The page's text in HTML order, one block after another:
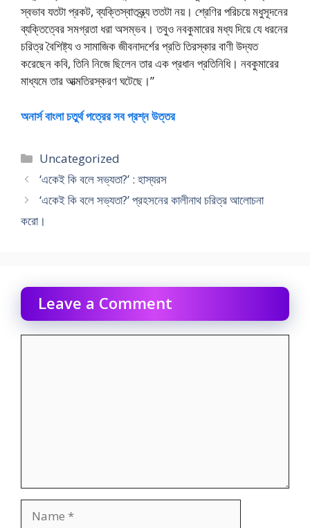
স্বভাব যতটা প্রকট, ব্যক্তিস্বাতন্ত্র্য ততটা নয়। শ্রেণির পরিচয়ে মধুসূদনের
ব্যক্তিত্বের সমগ্রতা ধরা অসম্ভব। তবুও নবকুমারের মধ্য দিয়ে যে ধরনের
চরিত্র বৈশিষ্ট্য ও সামাজিক জীবনাদর্শের প্রতি তিরস্কার বাণী উদ্যত
করেছেন কবি, তিনি নিজে ছিলেন তার এক প্রধান প্রতিনিধি। নবকুমারের
মাধ্যমে তার আত্মতিরস্করণ ঘটেছে।”
অনার্স বাংলা চতুর্থ পত্রের সব প্রশ্ন উত্তর
Categories
Uncategorized
‘একেই কি বলে সভ্যতা?’ : হাস্যরস
‘একেই কি বলে সভ্যতা?’ প্রহসনের কালীনাথ চরিত্র আলোচনা
করো।
Leave a Comment